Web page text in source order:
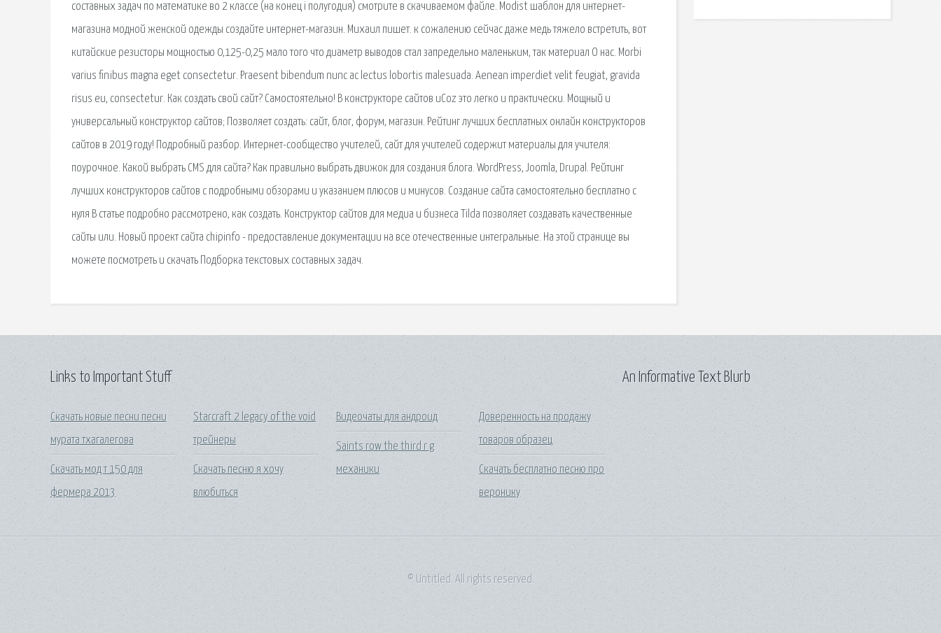
составных задач по математике во 2 классе (на конец i полугодия) смотрите в скачиваемом файле. Modist шаблон для интернет-
магазина модной женской одежды создайте интернет-магазин. Михаил пишет. к сожалению сейчас даже медь тяжело встретить, вот
китайские резисторы мощностью 0,125-0,25 мало того что диаметр выводов стал запредельно маленьким, так материал О нас. Morbi
varius finibus magna eget consectetur. Praesent bibendum nunc ac lectus lobortis malesuada. Aenean imperdiet velit feugiat, gravida
risus eu, consectetur. Как создать свой сайт? Самостоятельно! В конструкторе сайтов uCoz это легко и практически. Мощный и
универсальный конструктор сайтов; Позволяет создать: сайт, блог, форум, магазин. Рейтинг лучших бесплатных онлайн конструкторов
сайтов в 2019 году! Подробный разбор. Интернет-сообщество учителей, сайт для учителей содержит материалы для учителя:
поурочное. Какой выбрать CMS для сайта? Как правильно выбрать движок для создания блога. WordPress, Joomla, Drupal. Рейтинг
лучших конструкторов сайтов с подробными обзорами и указанием плюсов и минусов. Создание сайта самостоятельно бесплатно с
нуля В статье подробно рассмотрено, как создать. Конструктор сайтов для медиа и бизнеса Tilda позволяет создавать качественные
сайты или. Новый проект сайта chipinfo - предоставление документации на все отечественные интегральные. На этой странице вы
можете посмотреть и скачать Подборка текстовых составных задач.
Links to Important Stuff
Скачать новые песни песни
мурата тхагалегова
Скачать мод т 150 для
фермера 2013
Starcraft 2 legacy of the void
трейнеры
Скачать песню я хочу
влюбиться
Видеочаты для андроид
Saints row the third r g
механики
Доверенность на продажу
товаров образец
Скачать бесплатно песню про
веронику
An Informative Text Blurb
© Untitled. All rights reserved.